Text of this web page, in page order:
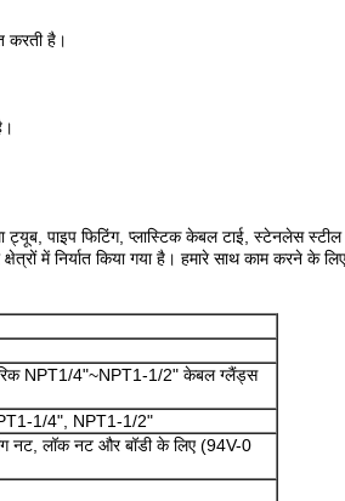
करती है।
पाइप फिटिंग, प्लास्टिक केबल टाई, स्टेनलेस
में निर्यात किया गया है। हमारे साथ काम करने के
NPT1/4"~NPT1-1/2" केबल ग्लैंड्स
1/4", NPT1-1/2"
नट, लॉक नट और बॉडी के लिए (94V-0